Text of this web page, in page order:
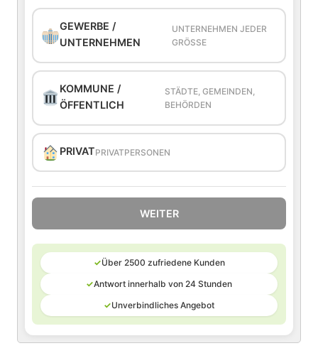
GEWERBE /
UNTERNEHMEN
UNTERNEHMEN JEDER
GRÖSSE
KOMMUNE /
ÖFFENTLICH
STÄDTE, GEMEINDEN,
BEHÖRDEN
PRIVATPRIVATPERSONEN
WEITER
✓Über 2500 zufriedene Kunden
✓Antwort innerhalb von 24 Stunden
✓Unverbindliches Angebot